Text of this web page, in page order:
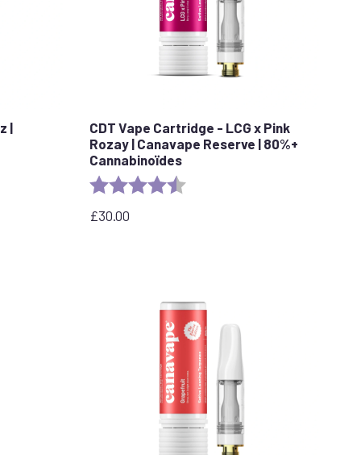
|
CDT Vape Cartridge - LCG x Pink
Rozay | Canavape Reserve | 80%+
Cannabinoïdes
Rating:
£30.00